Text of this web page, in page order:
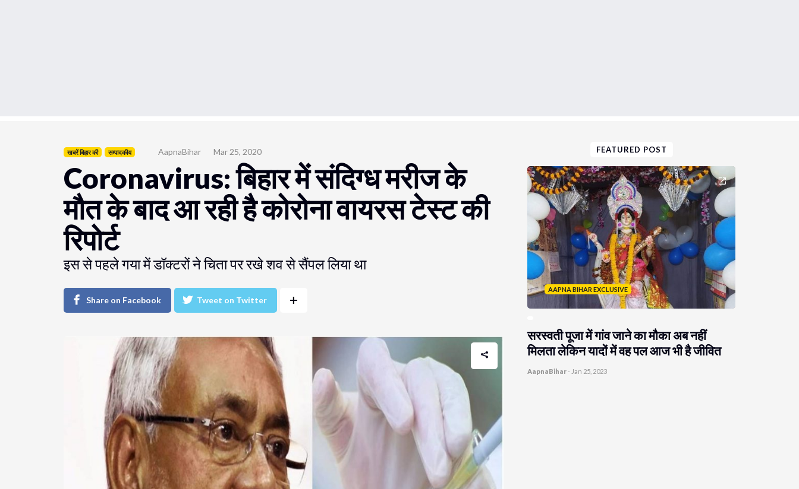
खबरें बिहार की सम्पादकीय AapnaBihar Mar 25, 2020
Coronavirus: बिहार में संदिग्ध मरीज के
मौत के बाद आ रही है कोरोना वायरस टेस्ट की
रिपोर्ट
इस से पहले गया में डॉक्टरों ने चिता पर रखे शव से सैंपल लिया था
Share on Facebook Tweet on Twitter +
FEATURED POST
AAPNA BIHAR EXCLUSIVE
सरस्वती पूजा में गांव जाने का मौका अब नहीं
मिलता लेकिन यादों में वह पल आज भी है जीवित
AapnaBihar- Jan 25, 2023